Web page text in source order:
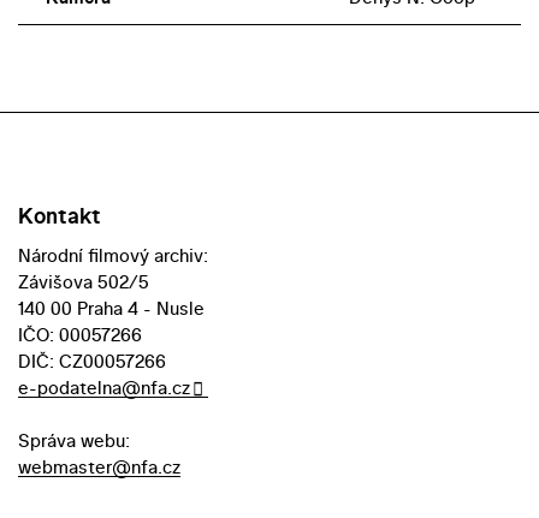
Kontakt
Národní filmový archiv:
Závišova 502/5
140 00 Praha 4 - Nusle
IČO: 00057266
DIČ: CZ00057266
e-podatelna@nfa.cz
Správa webu:
webmaster@nfa.cz